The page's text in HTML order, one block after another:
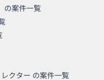
の案件一覧
クター の案件一覧